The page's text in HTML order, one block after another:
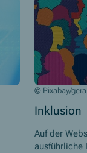
© Pixabay/
Inklusion
Auf der
ausführliche